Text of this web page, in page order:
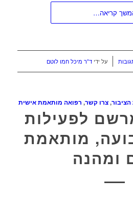
קריאה…
על ידי ד"ר מיכל חמו לוטם
,צרו קשר, רפואה מותאמת אישית
לפעילות
מותאמת
ומהנה